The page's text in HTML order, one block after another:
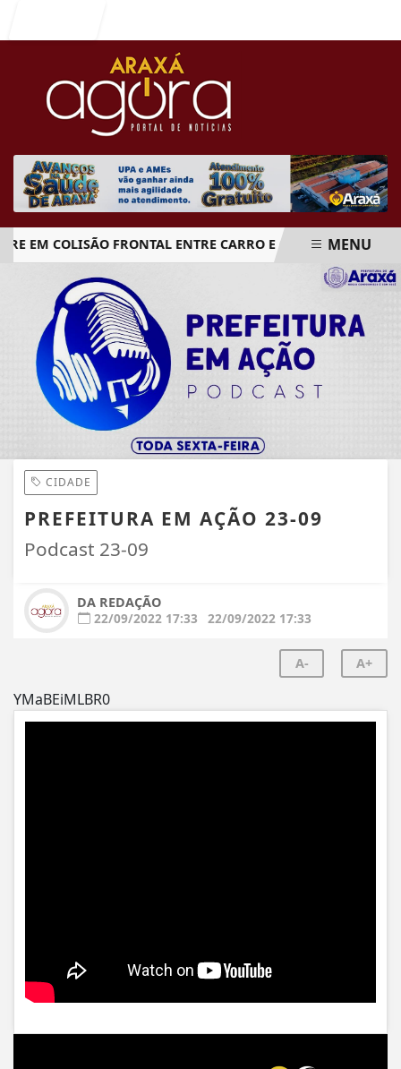
EM COLISÃO FRONTAL ENTRE CARRO E CAMINHÃO NA BR-
EM ALTA
MENU
CIDADE
PREFEITURA EM AÇÃO 23-09
Podcast 23-09
DA REDAÇÃO
22/09/2022 17:33
22/09/2022 17:33
A- A+
YMaBEiMLBR0